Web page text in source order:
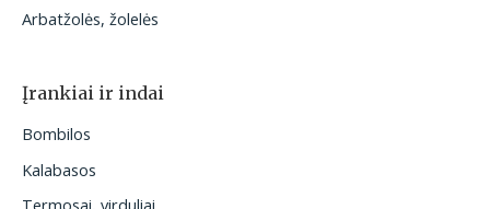
Arbatžolės, žolelės
Įrankiai ir indai
Bombilos
Kalabasos